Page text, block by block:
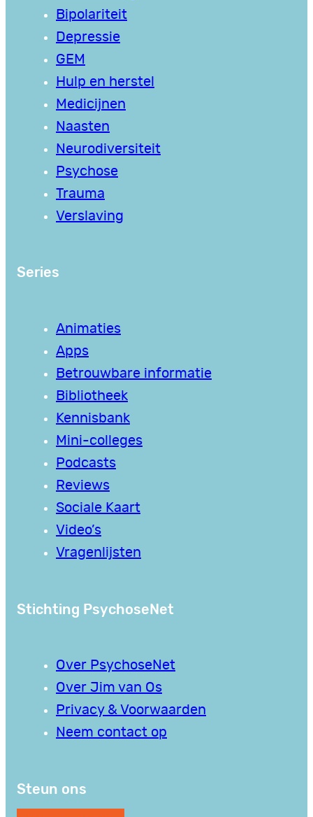
Bipolariteit
Depressie
GEM
Hulp en herstel
Medicijnen
Naasten
Neurodiversiteit
Psychose
Trauma
Verslaving
Series
Animaties
Apps
Betrouwbare informatie
Bibliotheek
Kennisbank
Mini-colleges
Podcasts
Reviews
Sociale Kaart
Video’s
Vragenlijsten
Stichting PsychoseNet
Over PsychoseNet
Over Jim van Os
Privacy & Voorwaarden
Neem contact op
Steun ons